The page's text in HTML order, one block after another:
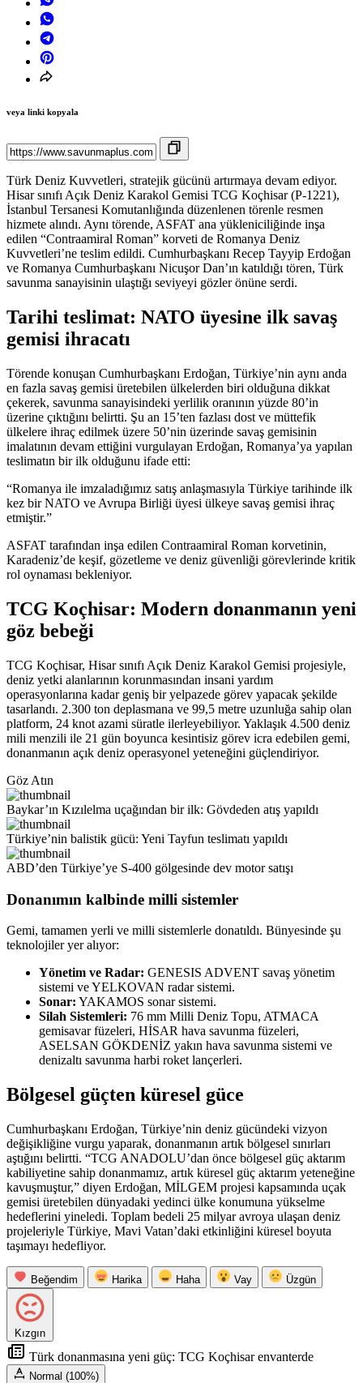
veya linki kopyala
Türk Deniz Kuvvetleri, stratejik gücünü artırmaya devam ediyor.
Hisar sınıfı Açık Deniz Karakol Gemisi TCG Koçhisar (P-1221),
İstanbul Tersanesi Komutanlığında düzenlenen törenle resmen
hizmete alındı. Aynı törende, ASFAT ana yükleniciliğinde inşa
edilen “Contraamiral Roman” korveti de Romanya Deniz
Kuvvetleri’ne teslim edildi. Cumhurbaşkanı Recep Tayyip Erdoğan
ve Romanya Cumhurbaşkanı Nicuşor Dan’ın katıldığı tören, Türk
savunma sanayisinin ulaştığı seviyeyi gözler önüne serdi.
Tarihi teslimat: NATO üyesine ilk savaş
gemisi ihracatı
Törende konuşan Cumhurbaşkanı Erdoğan, Türkiye’nin aynı anda
en fazla savaş gemisi üretebilen ülkelerden biri olduğuna dikkat
çekerek, savunma sanayisindeki yerlilik oranının yüzde 80’in
üzerine çıktığını belirtti. Şu an 15’ten fazlası dost ve müttefik
ülkelere ihraç edilmek üzere 50’nin üzerinde savaş gemisinin
imalatının devam ettiğini vurgulayan Erdoğan, Romanya’ya yapılan
teslimatın bir ilk olduğunu ifade etti:
“Romanya ile imzaladığımız satış anlaşmasıyla Türkiye tarihinde ilk
kez bir NATO ve Avrupa Birliği üyesi ülkeye savaş gemisi ihraç
etmiştir.”
ASFAT tarafından inşa edilen Contraamiral Roman korvetinin,
Karadeniz’de keşif, gözetleme ve deniz güvenliği görevlerinde kritik
rol oynaması bekleniyor.
TCG Koçhisar: Modern donanmanın yeni
göz bebeği
TCG Koçhisar, Hisar sınıfı Açık Deniz Karakol Gemisi projesiyle,
deniz yetki alanlarının korunmasından insani yardım
operasyonlarına kadar geniş bir yelpazede görev yapacak şekilde
tasarlandı. 2.300 ton deplasmana ve 99,5 metre uzunluğa sahip olan
platform, 24 knot azami süratle ilerleyebiliyor. Yaklaşık 4.500 deniz
mili menzili ile 21 gün boyunca kesintisiz görev icra edebilen gemi,
donanmanın açık deniz operasyonel yeteneğini güçlendiriyor.
Göz Atın
Baykar’ın Kızılelma uçağından bir ilk: Gövdeden atış yapıldı
Türkiye’nin balistik gücü: Yeni Tayfun teslimatı yapıldı
ABD’den Türkiye’ye S-400 gölgesinde dev motor satışı
Donanımın kalbinde milli sistemler
Gemi, tamamen yerli ve milli sistemlerle donatıldı. Bünyesinde şu
teknolojiler yer alıyor:
Yönetim ve Radar: GENESIS ADVENT savaş yönetim
sistemi ve YELKOVAN radar sistemi.
Sonar: YAKAMOS sonar sistemi.
Silah Sistemleri: 76 mm Milli Deniz Topu, ATMACA
gemisavar füzeleri, HİSAR hava savunma füzeleri,
ASELSAN GÖKDENİZ yakın hava savunma sistemi ve
denizaltı savunma harbi roket lançerleri.
Bölgesel güçten küresel güce
Cumhurbaşkanı Erdoğan, Türkiye’nin deniz gücündeki vizyon
değişikliğine vurgu yaparak, donanmanın artık bölgesel sınırları
aştığını belirtti. “TCG ANADOLU’dan önce bölgesel güç aktarım
kabiliyetine sahip donanmamız, artık küresel güç aktarım yeteneğine
kavuşmuştur,” diyen Erdoğan, MİLGEM projesi kapsamında uçak
gemisi üretebilen dünyadaki yedinci ülke konumuna yükselme
hedeflerini yineledi. Toplam bedeli 25 milyar avroya ulaşan deniz
projeleriyle Türkiye, Mavi Vatan’daki etkinliğini küresel boyuta
taşımayı hedefliyor.
Beğendim Harika Haha Vay Üzgün
Kızgın
Türk donanmasına yeni güç: TCG Koçhisar envanterde
Normal (100%)